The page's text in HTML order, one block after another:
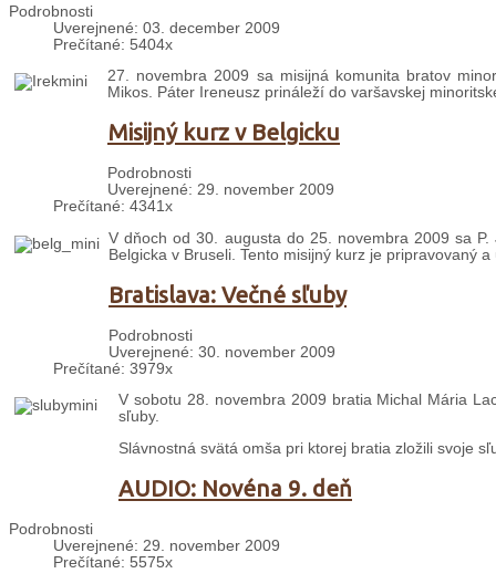
Podrobnosti
Uverejnené: 03. december 2009
Prečítané: 5404x
27. novembra 2009 sa misijná komunita bratov
Mikos. Páter Ireneusz prináleží do varšavskej
Misijný kurz v Belgicku
Podrobnosti
Uverejnené: 29. november 2009
Prečítané: 4341x
V dňoch od 30. augusta do 25. novembra 2009 sa
Belgicka v Bruseli. Tento misijný kurz je pripravovaný
Bratislava: Večné sľuby
Podrobnosti
Uverejnené: 30. november 2009
Prečítané: 3979x
V sobotu 28. novembra 2009 bratia Michal Mária
sľuby.
Slávnostná svätá omša pri ktorej bratia zložili svoje
AUDIO: Novéna 9. deň
Podrobnosti
Uverejnené: 29. november 2009
Prečítané: 5575x